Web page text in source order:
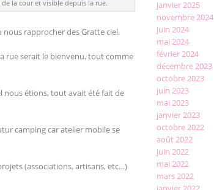
la cour et visible depuis la rue.
rapprocher des Gratte ciel.
rue serait le bienvenu, tout comme
nous étions, tout avait été fait de
camping car atelier mobile se
(associations, artisans, etc…)
janvier 2025
novembre 2024
juin 2024
mai 2024
février 2024
décembre 2023
octobre 2023
juin 2023
mai 2023
janvier 2023
octobre 2022
août 2022
juin 2022
mai 2022
mars 2022